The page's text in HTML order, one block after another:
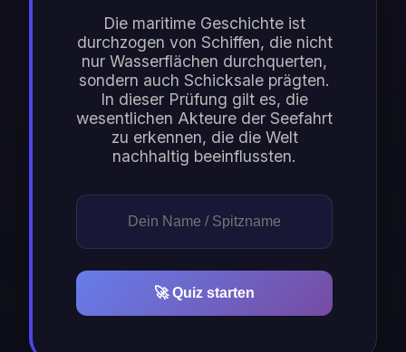
Die maritime Geschichte ist
durchzogen von Schiffen, die nicht
nur Wasserflächen durchquerten,
sondern auch Schicksale prägten.
In dieser Prüfung gilt es, die
wesentlichen Akteure der Seefahrt
zu erkennen, die die Welt
nachhaltig beeinflussten.
🚀 Quiz starten